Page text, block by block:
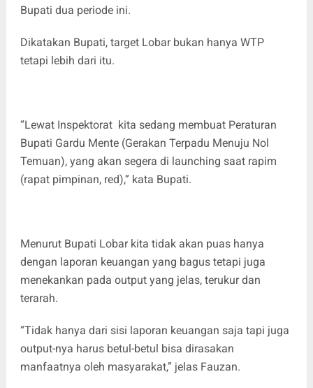
Bupati dua periode ini.
Dikatakan Bupati, target Lobar bukan hanya WTP
tetapi lebih dari itu.
“Lewat Inspektorat kita sedang membuat Peraturan
Bupati Gardu Mente (Gerakan Terpadu Menuju Nol
Temuan), yang akan segera di launching saat rapim
(rapat pimpinan, red),” kata Bupati.
Menurut Bupati Lobar kita tidak akan puas hanya
dengan laporan keuangan yang bagus tetapi juga
menekankan pada output yang jelas, terukur dan
terarah.
“Tidak hanya dari sisi laporan keuangan saja tapi juga
output-nya harus betul-betul bisa dirasakan
manfaatnya oleh masyarakat,” jelas Fauzan.